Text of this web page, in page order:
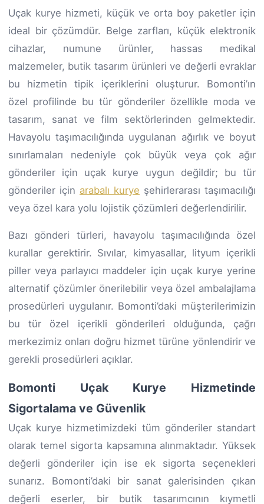
Uçak kurye hizmeti, küçük ve orta boy paketler için
ideal bir çözümdür. Belge zarfları, küçük elektronik
cihazlar, numune ürünler, hassas medikal
malzemeler, butik tasarım ürünleri ve değerli evraklar
bu hizmetin tipik içeriklerini oluşturur. Bomonti’ın
özel profilinde bu tür gönderiler özellikle moda ve
tasarım, sanat ve film sektörlerinden gelmektedir.
Havayolu taşımacılığında uygulanan ağırlık ve boyut
sınırlamaları nedeniyle çok büyük veya çok ağır
gönderiler için uçak kurye uygun değildir; bu tür
gönderiler için arabalı kurye şehirlerarası taşımacılığı
veya özel kara yolu lojistik çözümleri değerlendirilir.
Bazı gönderi türleri, havayolu taşımacılığında özel
kurallar gerektirir. Sıvılar, kimyasallar, lityum içerikli
piller veya parlayıcı maddeler için uçak kurye yerine
alternatif çözümler önerilebilir veya özel ambalajlama
prosedürleri uygulanır. Bomonti’daki müşterilerimizin
bu tür özel içerikli gönderileri olduğunda, çağrı
merkezimiz onları doğru hizmet türüne yönlendirir ve
gerekli prosedürleri açıklar.
Bomonti Uçak Kurye Hizmetinde
Sigortalama ve Güvenlik
Uçak kurye hizmetimizdeki tüm gönderiler standart
olarak temel sigorta kapsamına alınmaktadır. Yüksek
değerli gönderiler için ise ek sigorta seçenekleri
sunarız. Bomonti’daki bir sanat galerisinden çıkan
değerli eserler, bir butik tasarımcının kıymetli